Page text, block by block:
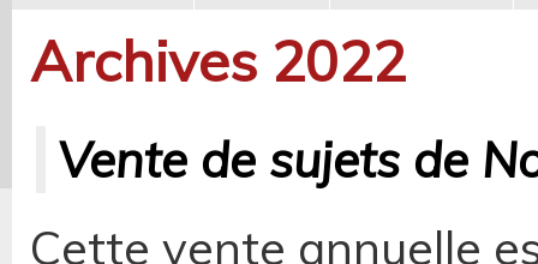
Archives 2022
Vente de sujets de
Cette vente annuelle